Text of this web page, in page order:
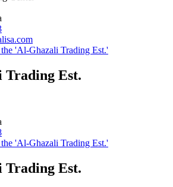
'Al-Ghazali Trading Est.'
Trading Est.
'Al-Ghazali Trading Est.'
Trading Est.